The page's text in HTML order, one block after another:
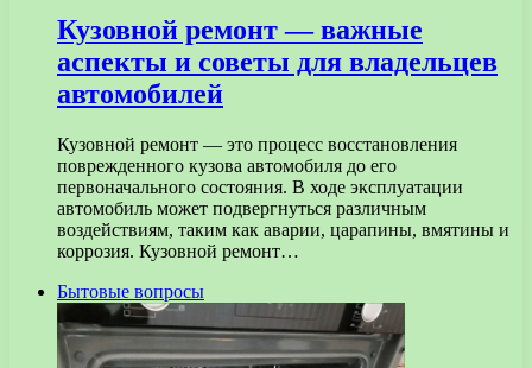
Кузовной ремонт — важные
аспекты и советы для владельцев
автомобилей
Кузовной ремонт — это процесс восстановления
поврежденного кузова автомобиля до его
первоначального состояния. В ходе эксплуатации
автомобиль может подвергнуться различным
воздействиям, таким как аварии, царапины, вмятины и
коррозия. Кузовной ремонт…
Бытовые вопросы